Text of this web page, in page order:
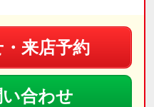
来店予約
合わせ